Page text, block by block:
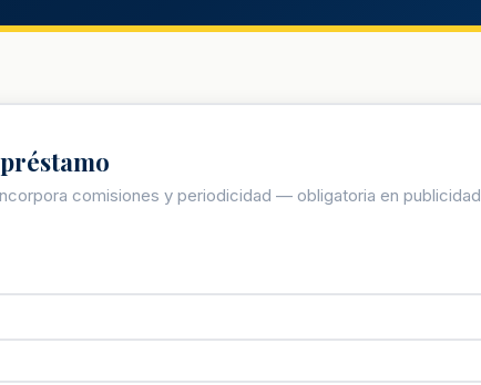
comisiones y periodicidad — obligatoria en publicidad